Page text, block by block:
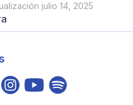
julio 14, 2025